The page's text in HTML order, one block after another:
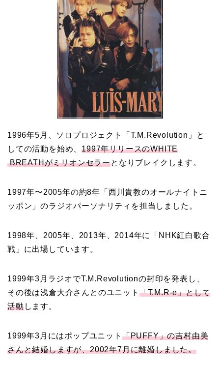
1996年5月、ソロプロジェクト「T.M.Revolution」と
しての活動を始め、1997年リリースのWHITE
BREATHがミリオンセラーとなりブレイクします。
1997年〜2005年の約8年「西川貴教のオールナイトニ
ッポン」のラジオパーソナリティを担当しました。
1998年、2005年、2013年、2014年に「NHK紅白歌合
戦」に出場しています。
1999年3月ラジオでT.M.Revolutionの封印を発表し、
その後は浅倉大介さんとのユニット 「T.M.R-e」として
活動します。
1999年3月にはポップユニット 「PUFFY」の吉村由美
さんと結婚しますが、2002年7月に離婚しました。